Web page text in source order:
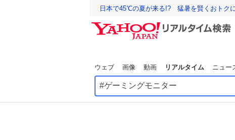
日本で45℃の夏が来る!? 猛暑を賢くおトク
ウェブ 画像 動画 リアルタイム ニュー